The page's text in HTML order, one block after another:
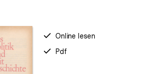
verfügbar
Online lesen
verfügbar
Pdf